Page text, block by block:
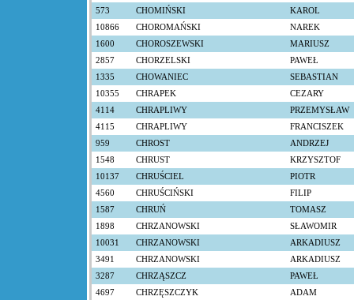
573
CHOMIŃSKI
KAROL
10866
CHOROMAŃSKI
NAREK
1600
CHOROSZEWSKI
MARIUSZ
2857
CHORZELSKI
PAWEŁ
1335
CHOWANIEC
SEBASTIAN
10355
CHRAPEK
CEZARY
4114
CHRAPLIWY
PRZEMYSŁAW
4115
CHRAPLIWY
FRANCISZEK
959
CHROST
ANDRZEJ
1548
CHRUST
KRZYSZTOF
10137
CHRUŚCIEL
PIOTR
4560
CHRUŚCIŃSKI
FILIP
1587
CHRUŃ
TOMASZ
1898
CHRZANOWSKI
SŁAWOMIR
10031
CHRZANOWSKI
ARKADIUSZ
3491
CHRZANOWSKI
ARKADIUSZ
3287
CHRZĄSZCZ
PAWEŁ
4697
CHRZĘSZCZYK
ADAM